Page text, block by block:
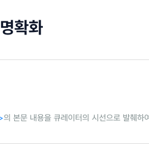
확화
의 본문 내용을 큐레이터의 시선으로 발췌하